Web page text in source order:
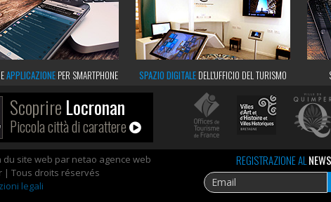
EAPPLICAZIONE PER SMARTPHONE SPAZIO DIGITALE DELL'UFFICIO DEL TURISMO
Scoprire Locronan
Piccola città di carattere
du site web par netao agence web
| Tous droits réservés
legali
REGISTRAZIONE AL